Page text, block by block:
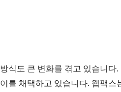
식도 큰 변화를 겪고 있습니다
를 채택하고 있습니다. 웹팩스